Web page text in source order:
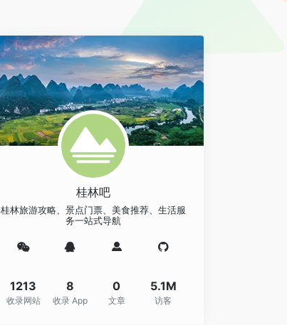
桂林吧
桂林旅游攻略、景点门票、美食推荐、生活服
务一站式导航
1213
收录网站
8
收录 App
0
文章
5.1M
访客